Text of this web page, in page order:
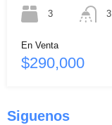
3
3
En Venta
$290,000
Siguenos